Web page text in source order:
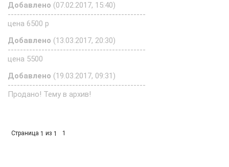
Добавлено (07.02.2017, 15:40)
---------------------------------------------
цена 6500 р
Добавлено (13.03.2017, 20:30)
---------------------------------------------
цена 5500
Добавлено (19.03.2017, 09:31)
---------------------------------------------
Продано! Тему в архив!
Страница 1 из 1 1